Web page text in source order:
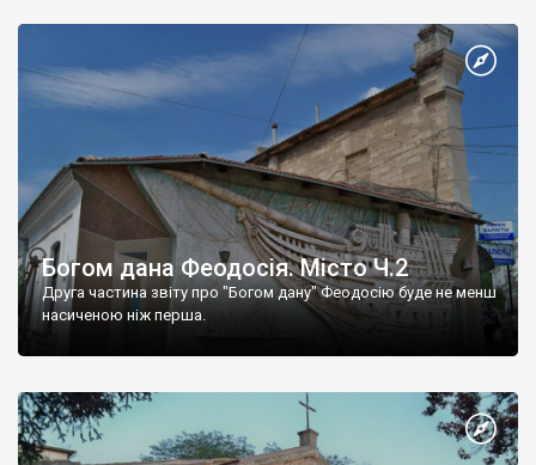
Богом дана Феодосія. Місто Ч.2
Друга частина звіту про "Богом дану" Феодосію буде не менш
насиченою ніж перша.